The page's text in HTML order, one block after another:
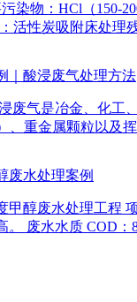
染物：HCl（150-
活性炭吸附床处理
｜酸浸废气处理方法
废气是冶金、化工
、重金属颗粒以及
废水处理案例
甲醇废水处理工程
。 废水水质 COD：